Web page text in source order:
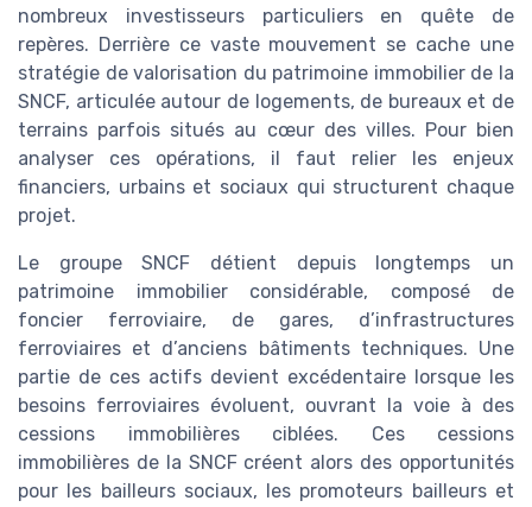
nombreux investisseurs particuliers en quête de
repères. Derrière ce vaste mouvement se cache une
stratégie de valorisation du patrimoine immobilier de la
SNCF, articulée autour de logements, de bureaux et de
terrains parfois situés au cœur des villes. Pour bien
analyser ces opérations, il faut relier les enjeux
financiers, urbains et sociaux qui structurent chaque
projet.
Le groupe SNCF détient depuis longtemps un
patrimoine immobilier considérable, composé de
foncier ferroviaire, de gares, d’infrastructures
ferroviaires et d’anciens bâtiments techniques. Une
partie de ces actifs devient excédentaire lorsque les
besoins ferroviaires évoluent, ouvrant la voie à des
cessions immobilières ciblées. Ces cessions
immobilières de la SNCF créent alors des opportunités
pour les bailleurs sociaux, les promoteurs bailleurs et